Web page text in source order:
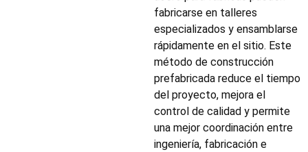
fabricarse en talleres
especializados y ensamblarse
rápidamente en el sitio. Este
método de construcción
prefabricada reduce el tiempo
del proyecto, mejora el
control de calidad y permite
una mejor coordinación entre
ingeniería, fabricación e